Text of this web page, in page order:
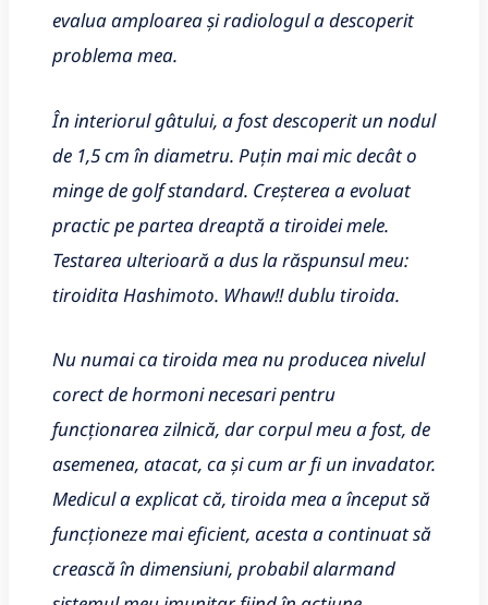
evalua amploarea și radiologul a descoperit
problema mea.
În interiorul gâtului, a fost descoperit un nodul
de 1,5 cm în diametru. Puțin mai mic decât o
minge de golf standard. Creșterea a evoluat
practic pe partea dreaptă a tiroidei mele.
Testarea ulterioară a dus la răspunsul meu:
tiroidita Hashimoto. Whaw!! dublu tiroida.
Nu numai ca tiroida mea nu producea nivelul
corect de hormoni necesari pentru
funcționarea zilnică, dar corpul meu a fost, de
asemenea, atacat, ca și cum ar fi un invadator.
Medicul a explicat că, tiroida mea a început să
funcționeze mai eficient, acesta a continuat să
crească în dimensiuni, probabil alarmand